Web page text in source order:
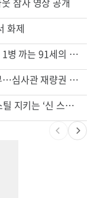
화제
“술에 이것 한방울 넣어라” 매일 소주 1병 까는 91세의 철칙
서류 하나만 빠져도 영주권·비자 거부…심사관 재량권 대폭 확대
넷플 ‘외교관’ 현실판 떴다…美대사 스틸 지키는 ‘신 스틸러’